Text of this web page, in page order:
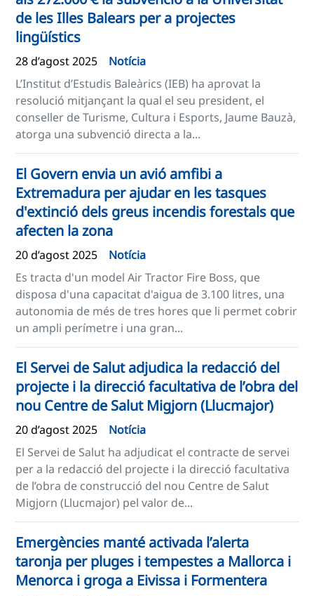
de les Illes Balears per a projectes
lingüístics
28 d’agost 2025
Notícia
L’Institut d’Estudis Baleàrics (IEB) ha aprovat la
resolució mitjançant la qual el seu president, el
conseller de Turisme, Cultura i Esports, Jaume Bauzà,
atorga una subvenció directa a la...
El Govern envia un avió amfibi a
Extremadura per ajudar en les tasques
d'extinció dels greus incendis forestals que
afecten la zona
20 d’agost 2025
Notícia
Es tracta d'un model Air Tractor Fire Boss, que
disposa d'una capacitat d'aigua de 3.100 litres, una
autonomia de més de tres hores que li permet cobrir
un ampli perímetre i una gran...
El Servei de Salut adjudica la redacció del
projecte i la direcció facultativa de l’obra del
nou Centre de Salut Migjorn (Llucmajor)
20 d’agost 2025
Notícia
El Servei de Salut ha adjudicat el contracte de servei
per a la redacció del projecte i la direcció facultativa
de l’obra de construcció del nou Centre de Salut
Migjorn (Llucmajor) pel valor de...
Emergències manté activada l’alerta
taronja per pluges i tempestes a Mallorca i
Menorca i groga a Eivissa i Formentera